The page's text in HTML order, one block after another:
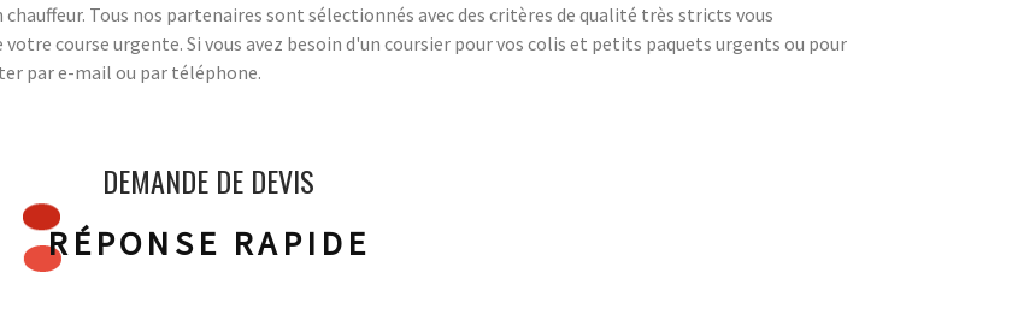
Tous nos partenaires sont sélectionnés avec des critères de qualité très stricts vous
course urgente. Si vous avez besoin d'un coursier pour vos colis et petits paquets urgents ou pour
par e-mail ou par téléphone.
DEMANDE DE DEVIS
RÉPONSE RAPIDE